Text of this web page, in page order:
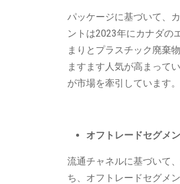
パッケージに基づいて、
ントは2023年にカナダの
まりとプラスチック廃棄
ますます人気が高まって
が市場を牽引しています。
オフトレードセグメ
流通チャネルに基づいて
ち、オフトレードセグメ